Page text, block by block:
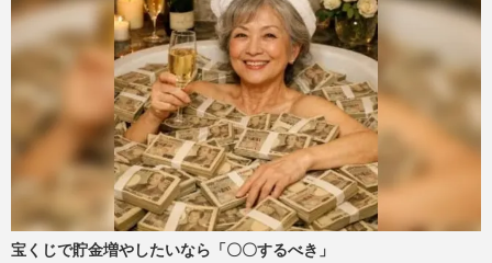
宝くじで貯金増やしたいなら「〇〇するべき」